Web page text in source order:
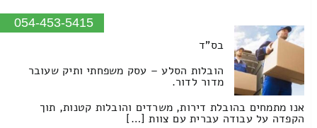
054-453-5415
בס"ד
הובלות הסלע – עסק משפחתי ותיק שעובר
מדור לדור.
אנו מתמחים בהובלת דירות, משרדים והובלות קטנות, תוך
הקפדה על עבודה עברית עם צוות […]